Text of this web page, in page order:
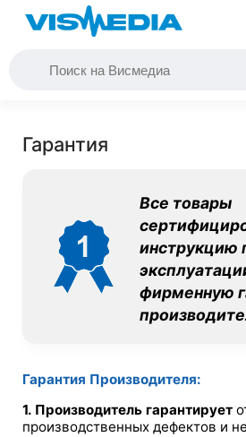
Гарантия
Все товары
инструкцию
фирменную
Гарантия Производителя:
1. Производитель гарантирует
производственных дефектов и